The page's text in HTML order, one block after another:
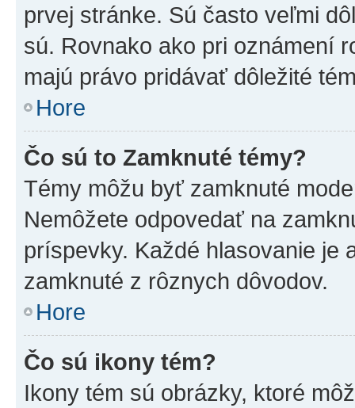
prvej stránke. Sú často veľmi
sú. Rovnako ako pri oznámení
majú právo pridávať dôležité
Hore
Čo sú to Zamknuté témy?
Témy môžu byť zamknuté
Nemôžete odpovedať na
príspevky. Každé hlasovanie je
zamknuté z rôznych dôvodov.
Hore
Čo sú ikony tém?
Ikony tém sú obrázky, ktoré